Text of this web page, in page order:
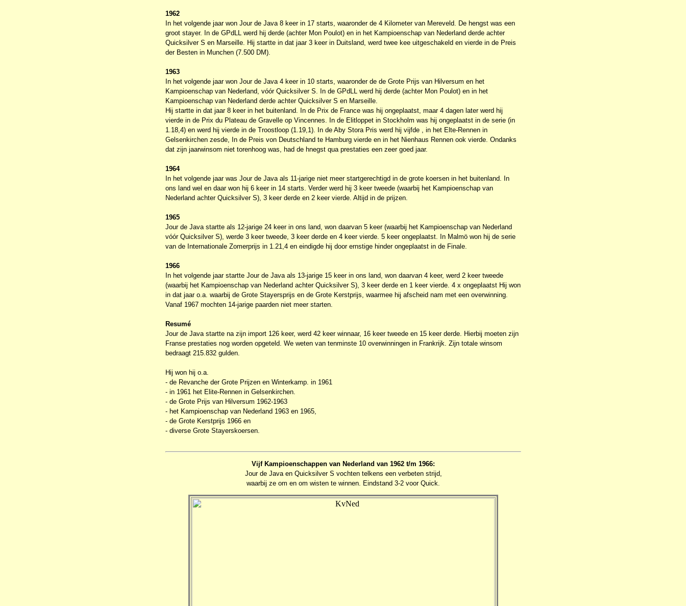
1962
In het volgende jaar won Jour de Java 8 keer in 17 starts, waaronder de 4 Kilometer van Mereveld. De hengst was een
groot stayer. In de GPdLL werd hij derde (achter Mon Poulot) en in het Kampioenschap van Nederland derde achter
Quicksilver S en Marseille. Hij startte in dat jaar 3 keer in Duitsland, werd twee kee uitgeschakeld en vierde in de Preis
der Besten in Munchen (7.500 DM).
1963
In het volgende jaar won Jour de Java 4 keer in 10 starts, waaronder de de Grote Prijs van Hilversum en het
Kampioenschap van Nederland, vóór Quicksilver S. In de GPdLL werd hij derde (achter Mon Poulot) en in het
Kampioenschap van Nederland derde achter Quicksilver S en Marseille.
Hij startte in dat jaar 8 keer in het buitenland. In de Prix de France was hij ongeplaatst, maar 4 dagen later werd hij
vierde in de Prix du Plateau de Gravelle op Vincennes. In de Elitloppet in Stockholm was hij ongeplaatst in de serie (in
1.18,4) en werd hij vierde in de Troostloop (1.19,1). In de Aby Stora Pris werd hij vijfde , in het Elte-Rennen in
Gelsenkirchen zesde, In de Preis von Deutschland te Hamburg vierde en in het Nienhaus Rennen ook vierde. Ondanks
dat zijn jaarwinsom niet torenhoog was, had de hnegst qua prestaties een zeer goed jaar.
1964
In het volgende jaar was Jour de Java als 11-jarige niet meer startgerechtigd in de grote koersen in het buitenland. In
ons land wel en daar won hij 6 keer in 14 starts. Verder werd hij 3 keer tweede (waarbij het Kampioenschap van
Nederland achter Quicksilver S), 3 keer derde en 2 keer vierde. Altijd in de prijzen.
1965
Jour de Java startte als 12-jarige 24 keer in ons land, won daarvan 5 keer (waarbij het Kampioenschap van Nederland
vóór Quicksilver S), werde 3 keer tweede, 3 keer derde en 4 keer vierde. 5 keer ongeplaatst. In Malmö won hij de serie
van de Internationale Zomerprijs in 1.21,4 en eindigde hij door ernstige hinder ongeplaatst in de Finale.
1966
In het volgende jaar startte Jour de Java als 13-jarige 15 keer in ons land, won daarvan 4 keer, werd 2 keer tweede
(waarbij het Kampioenschap van Nederland achter Quicksilver S), 3 keer derde en 1 keer vierde. 4 x ongeplaatst Hij won
in dat jaar o.a. waarbij de Grote Stayersprijs en de Grote Kerstprijs, waarmee hij afscheid nam met een overwinning.
Vanaf 1967 mochten 14-jarige paarden niet meer starten.
Resumé
Jour de Java startte na zijn import 126 keer, werd 42 keer winnaar, 16 keer tweede en 15 keer derde. Hierbij moeten zijn
Franse prestaties nog worden opgeteld. We weten van tenminste 10 overwinningen in Frankrijk. Zijn totale winsom
bedraagt 215.832 gulden.
Hij won hij o.a.
- de Revanche der Grote Prijzen en Winterkamp. in 1961
- in 1961 het Elite-Rennen in Gelsenkirchen.
- de Grote Prijs van Hilversum 1962-1963
- het Kampioenschap van Nederland 1963 en 1965,
- de Grote Kerstprijs 1966 en
- diverse Grote Stayerskoersen.
Vijf Kampioenschappen van Nederland van 1962 t/m 1966:
Jour de Java en Quicksilver S vochten telkens een verbeten strijd,
waarbij ze om en om wisten te winnen. Eindstand 3-2 voor Quick.